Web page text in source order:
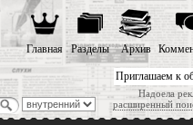
Приглашаем к
Надоела
расширенный
Главная Разделы Архив